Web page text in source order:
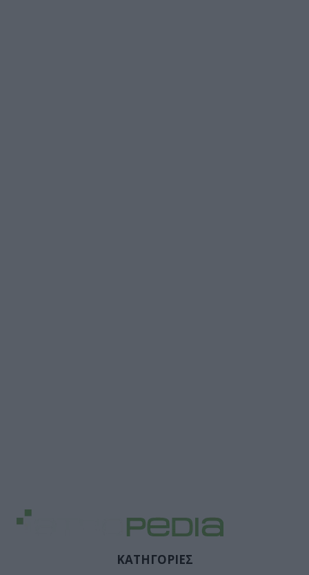
ΚΑΤΗΓΟΡΙΕΣ